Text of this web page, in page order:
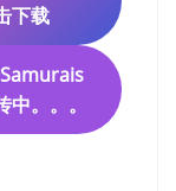
下载
。。。